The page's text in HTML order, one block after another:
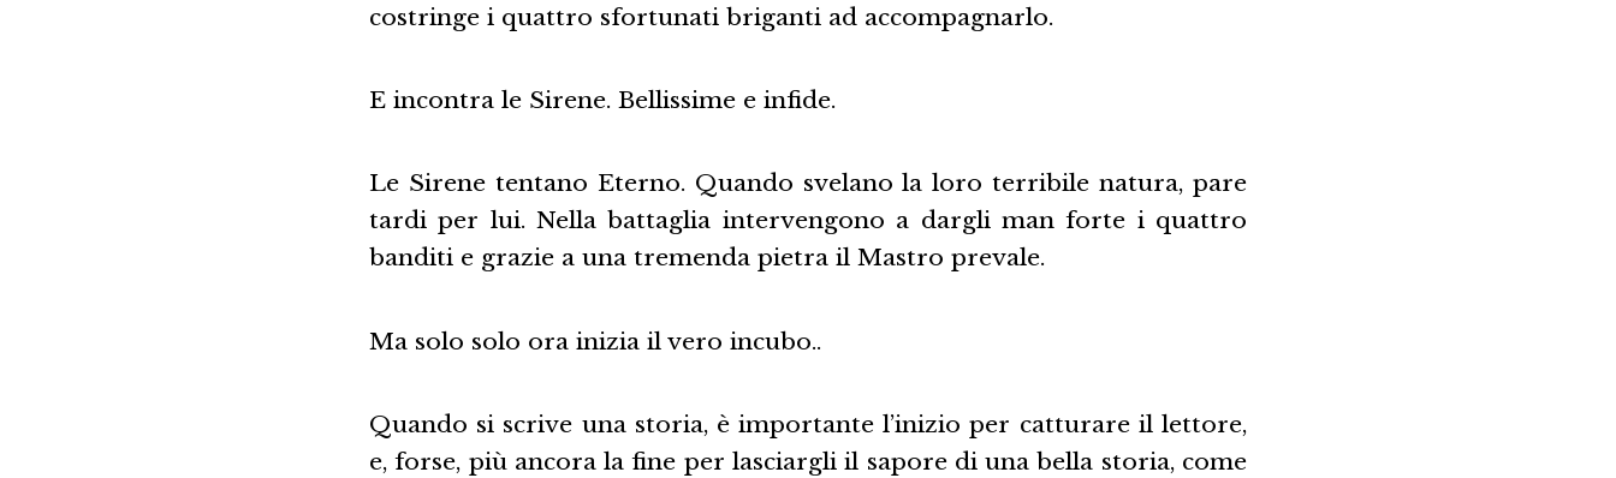
costringe i quattro sfortunati briganti ad accompagnarlo.
E incontra le Sirene. Bellissime e infide.
Le Sirene tentano Eterno. Quando svelano la loro terribile natura, pare
tardi per lui. Nella battaglia intervengono a dargli man forte i quattro
banditi e grazie a una tremenda pietra il Mastro prevale.
Ma solo solo ora inizia il vero incubo..
Quando si scrive una storia, è importante l’inizio per catturare il lettore,
e, forse, più ancora la fine per lasciargli il sapore di una bella storia, come